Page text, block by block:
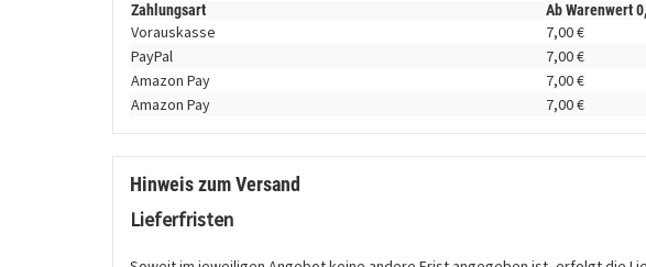
Zahlungsart Ab Warenwert0,
Vorauskasse 7,00€
PayPal
7,00€
Amazon Pay
7,00€
Amazon Pay
7,00€
Hinweis zum Versand
Lieferfristen